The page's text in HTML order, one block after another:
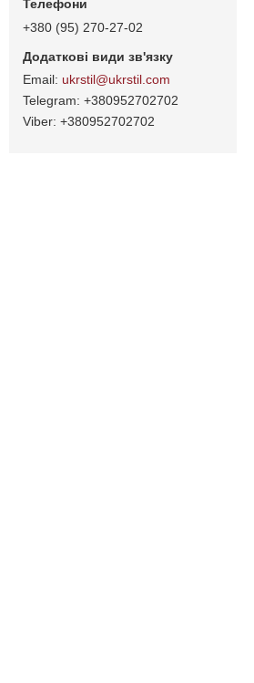
+380 (95) 270-27-02
ukrstil@ukrstil.com
+380952702702
+380952702702